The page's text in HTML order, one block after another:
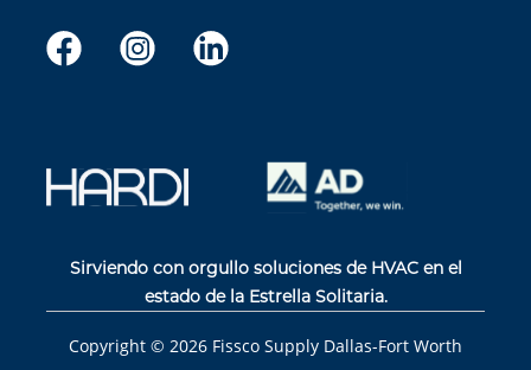
Sirviendo con orgullo soluciones de HVAC en el
estado de la Estrella Solitaria.
Copyright © 2026 Fissco Supply Dallas-Fort Worth